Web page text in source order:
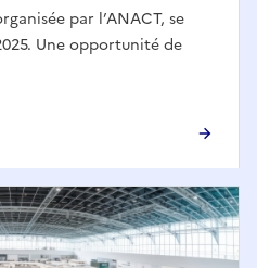
par l’ANACT, se
Une opportunité de